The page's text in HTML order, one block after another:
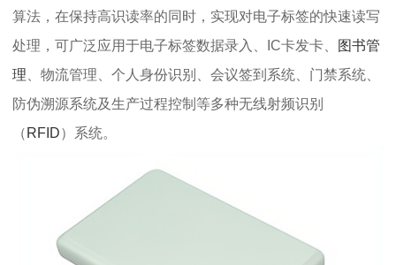
算法，在保持高识读率的同时，实现对电子标签的快速读写
处理，可广泛应用于电子标签数据录入、IC卡发卡、
图书管
理 、物流管理、个人身份识别、会议签到系统、门禁系统、
防伪溯源系统及生产过程控制等多种无线射频识别
（ RFID）系统。